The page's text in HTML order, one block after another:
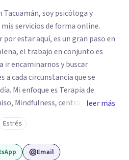
soy psicóloga y
servicios de forma online.
por estar aquí, es un gran paso en
el trabajo en conjunto es
encaminarnos y buscar
cada circunstancia que se
Mi enfoque es Terapia de
Mindfulness, centrándonos
creencias y tener conciencia
la empatía, escucha activa,
ello encontrar lo valioso que
para así poder
leer más
Estrés
Email